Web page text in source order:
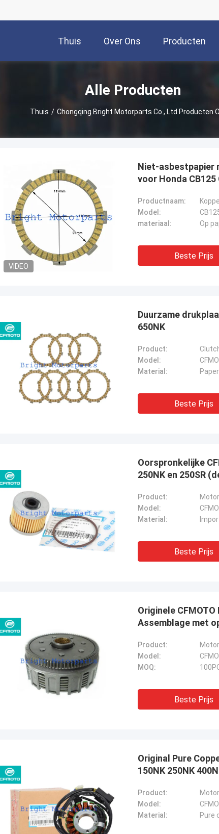
Thuis Over Ons Producten
Alle Producten
Thuis / Chongqing Bright Motorparts Co., Ltd Producten
Abdul Virender
Ons bedrijf koopt altijd OEM onderdelen
van Bright Motorparts Company, hun
Dank u zeer
uw fabriek te
samenwerking
VIDEO
Niet-asbestpapier
voor Honda CB125
Productnaam:
Model:
materiaal:
Op
Beste Prijs
Duurzame
650NK
Product:
Model:
Material:
Beste Prijs
Oorspronkelijke
250NK en 250SR
Product:
Model:
Material:
Beste Prijs
Originele
Assemblage met
Product:
Model:
MOQ:
Beste Prijs
Original Pure
150NK 250NK
Product:
Model:
Material:
Pure